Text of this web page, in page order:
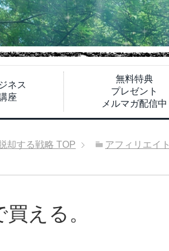
ネス
座
無料特典
プレゼント
メルマガ配信中
却する戦略 TOP アフィリエイト
える。